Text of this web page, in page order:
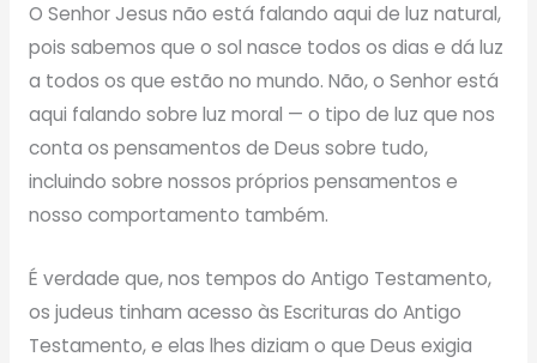
O Senhor Jesus não está falando aqui de luz natural,
pois sabemos que o sol nasce todos os dias e dá luz
a todos os que estão no mundo. Não, o Senhor está
aqui falando sobre luz moral — o tipo de luz que nos
conta os pensamentos de Deus sobre tudo,
incluindo sobre nossos próprios pensamentos e
nosso comportamento também.
É verdade que, nos tempos do Antigo Testamento,
os judeus tinham acesso às Escrituras do Antigo
Testamento, e elas lhes diziam o que Deus exigia